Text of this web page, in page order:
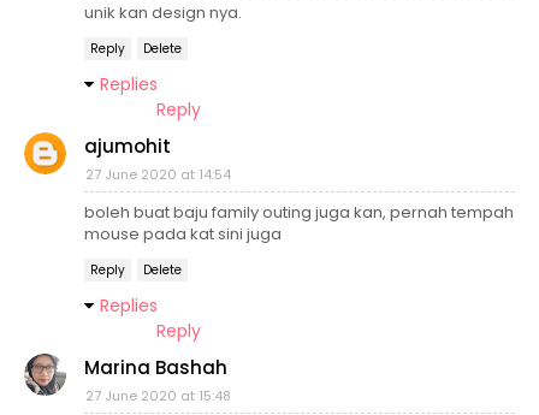
unik kan design nya.
Reply Delete
Replies
Reply
ajumohit
27 June 2020 at 14:54
boleh buat baju family outing juga kan, pernah tempah
mouse pada kat sini juga
Reply Delete
Replies
Reply
Marina Bashah
27 June 2020 at 15:48